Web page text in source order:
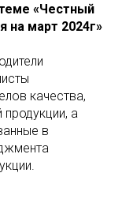
«Честный
на март 2024г»
качества,
а
в